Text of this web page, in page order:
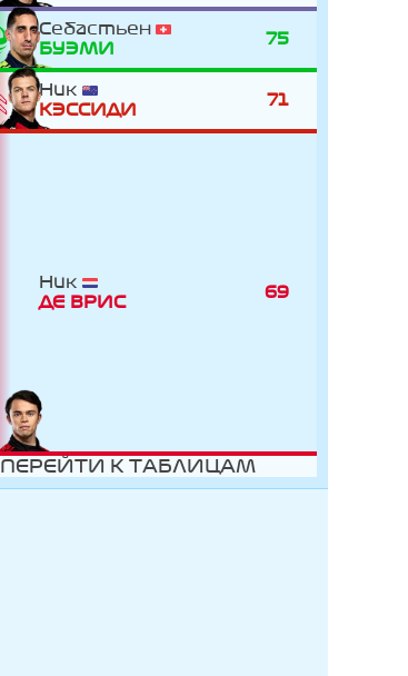
Себастьен
БУЭМИ
75
Ник
КЭССИДИ
71
Ник
ДЕ ВРИC
69
ПЕРЕЙТИ К ТАБЛИЦАМ